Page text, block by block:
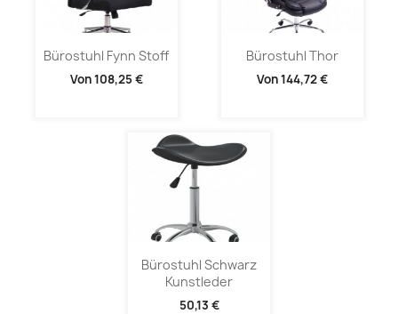
Bürostuhl Fynn Stoff
Von108,25 €
Bürostuhl Thor
Von144,72 €
Bürostuhl Schwarz
Kunstleder
50,13 €